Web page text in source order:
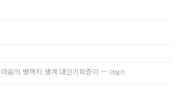
음의 병까지 생겨 대인기피증이 … 더보기